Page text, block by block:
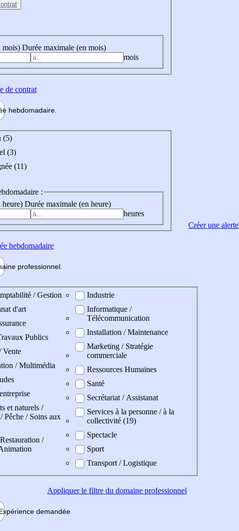
mois) Durée maximale (en mois)
mois
de contrat
hebdomadaire
(5)
(3)
(11)
:
heure) Durée maximale (en heure)
heures
hebdomadaire
professionnel
/ Gestion
d'art
Publics
Vente
/ Multimédia
et naturels /
Pêche / Soins aux
/
Industrie
Informatique /
Télécommunication
Installation / Maintenance
Marketing / Stratégie
commerciale
Ressources Humaines
Santé
Secrétariat / Assistanat
Services à la personne / à la
collectivité (19)
Spectacle
Sport
Transport / Logistique
Appliquerle filtre du domaine professionnel
demandée
Créer une alerte